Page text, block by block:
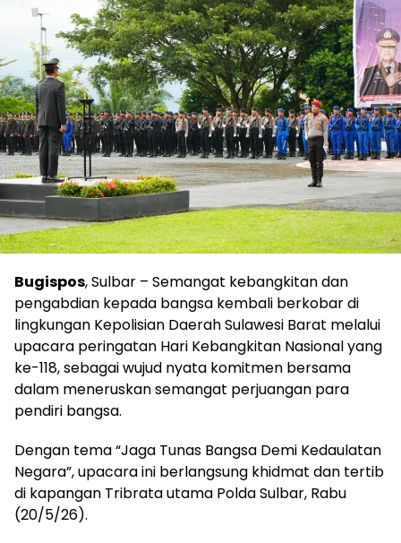
Bugispos, Sulbar – Semangat kebangkitan dan
pengabdian kepada bangsa kembali berkobar di
lingkungan Kepolisian Daerah Sulawesi Barat melalui
upacara peringatan Hari Kebangkitan Nasional yang
ke-118, sebagai wujud nyata komitmen bersama
dalam meneruskan semangat perjuangan para
pendiri bangsa.
Dengan tema “Jaga Tunas Bangsa Demi Kedaulatan
Negara”, upacara ini berlangsung khidmat dan tertib
di kapangan Tribrata utama Polda Sulbar, Rabu
(20/5/26).